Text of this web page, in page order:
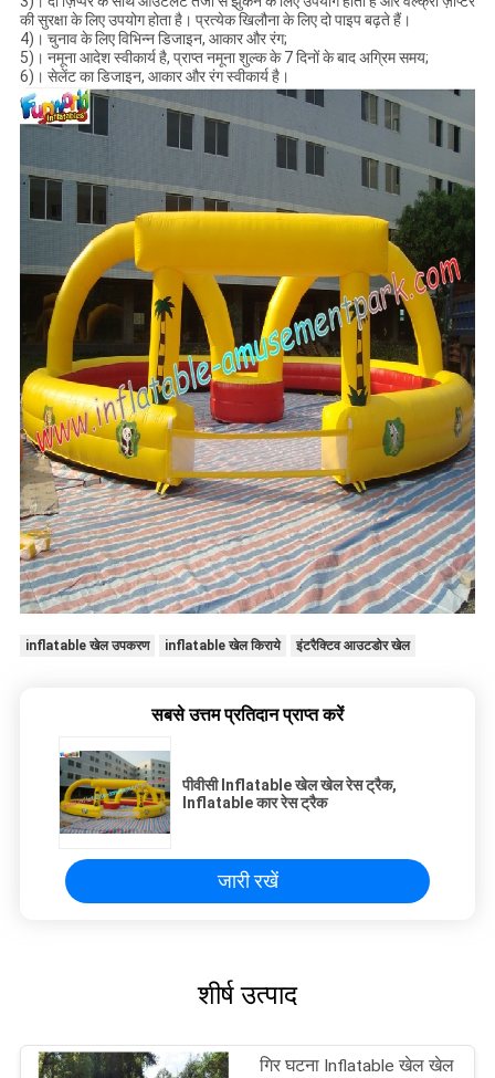
की सुरक्षा के लिए उपयोग होता है। प्रत्येक खिलौना के लिए दो पाइप बढ़ते हैं।
4)। चुनाव के लिए विभिन्न डिजाइन, आकार और रंग;
5)। नमूना आदेश स्वीकार्य है, प्राप्त नमूना शुल्क के 7 दिनों के बाद अग्रिम समय;
6)। सेलेंट का डिजाइन, आकार और रंग स्वीकार्य है।
inflatable खेल उपकरण inflatable खेल किराये इंटरैक्टिव आउटडोर खेल
सबसे उत्तम प्रतिदान प्राप्त करें
पीवीसी Inflatable खेल खेल रेस ट्रैक,
Inflatable कार रेस ट्रैक
जारी रखें
शीर्ष उत्पाद
गिर घटना Inflatable खेल खेल